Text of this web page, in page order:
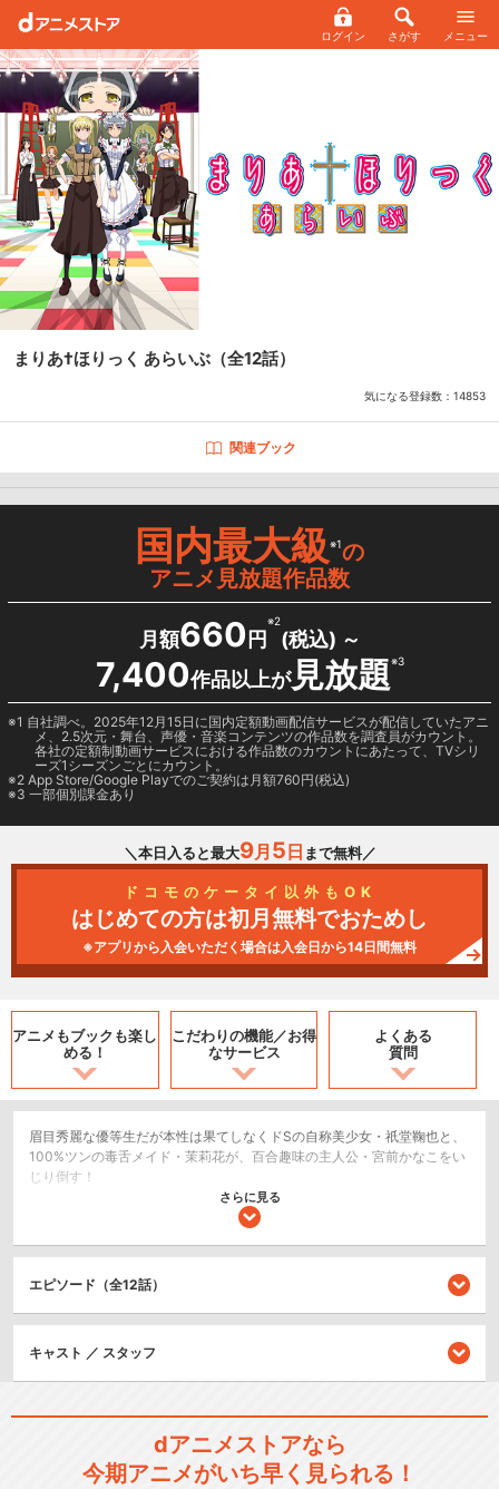
ログイン さがす メニュー
まりあ†ほりっく あらいぶ （全12話）
気になる登録数： 14853
関連ブック
国内最大級※1の
アニメ見放題作品数
月額660 円
※2
(税込) ～
7,400作品以上が見放題※3
1 自社調べ。2025年12月15日に国内定額動画配信サービスが配信していたアニ
メ、2.5次元・舞台、声優・音楽コンテンツの作品数を調査員がカウント。
各社の定額制動画サービスにおける作品数のカウントにあたって、TVシリ
ーズ1シーズンごとにカウント。
2 App Store/Google Playでのご契約は月額760円(税込)
3 一部個別課金あり
＼本日入ると最大9月 5 日 まで無料／
ドコモのケータイ以外もOK
はじめての方は初月無料でおためし
※アプリから入会いただく場合は入会日から14日間無料
アニメもブックも楽し
める！
こだわりの機能／お得
なサービス
よくある
質問
眉目秀麗な優等生だが本性は果てしなくドSの自称美少女・祇堂鞠也と、
100%ツンの毒舌メイド・茉莉花が、百合趣味の主人公・宮前かなこをい
じり倒す！
シリーズ／関連のアニメ作品
さらに見る
エピソード（全12話）
キャスト ／ スタッフ
dアニメストアなら
今期アニメがいち早く見られる！